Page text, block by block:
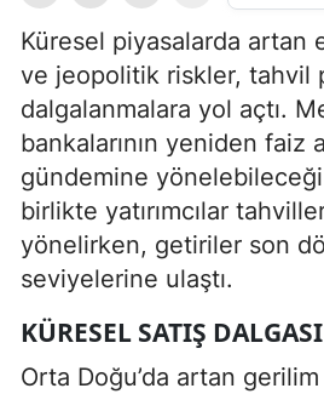
Küresel piyasalarda artan
ve jeopolitik riskler, tahvil
dalgalanmalara yol açtı.
bankalarının yeniden faiz
gündemine
birlikte yatırımcılar
yönelirken, getiriler son
seviyelerine ulaştı.
KÜRESEL SATIŞ
Orta Doğu’da artan